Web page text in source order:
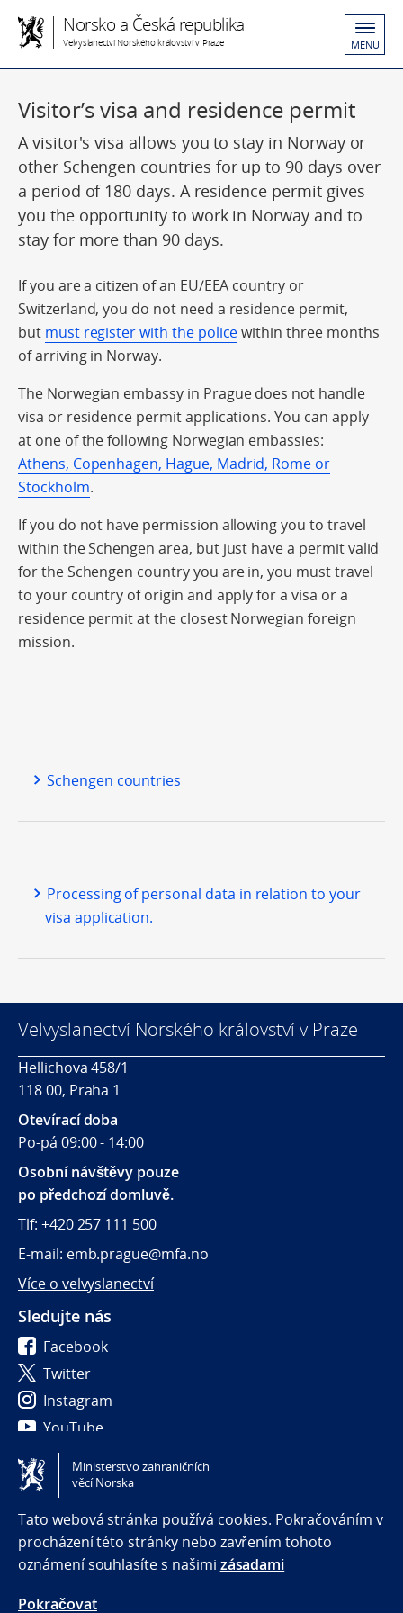
Norsko a Česká republika
Velvyslanectví Norského království v Praze MENU
Visitor’s visa and residence permit
A visitor's visa allows you to stay in Norway or
other Schengen countries for up to 90 days over
a period of 180 days. A residence permit gives
you the opportunity to work in Norway and to
stay for more than 90 days.
If you are a citizen of an EU/EEA country or
Switzerland, you do not need a residence permit,
but must register with the policewithin three months
of arriving in Norway.
The Norwegian embassy in Prague does not handle
visa or residence permit applications. You can apply
at one of the following Norwegian embassies:
Athens, Copenhagen, Hague, Madrid, Rome or
Stockholm.
If you do not have permission allowing you to travel
within the Schengen area, but just have a permit valid
for the Schengen country you are in, you must travel
to your country of origin and apply for a visa or a
residence permit at the closest Norwegian foreign
mission.
Schengen countries
Processing of personal data in relation to your
visa application.
Velvyslanectví Norského království v Praze
Hellichova 458/1
118 00, Praha 1
Otevírací doba
Po-pá 09:00 - 14:00
Osobní návštěvy pouze
po předchozí domluvě.
Tlf: +420 257 111 500
E-mail: emb.prague@mfa.no
Více o velvyslanectví
Sledujte nás
Facebook
Twitter
Instagram
YouTube
Tilgjengelighetserklæring / Accessibility statement
(NO)
Ministerstvo zahraničních
věcí Norska
Tato webová stránka používá cookies. Pokračováním v
procházení této stránky nebo zavřením tohoto
oznámení souhlasíte s našimi zásadami
Pokračovat